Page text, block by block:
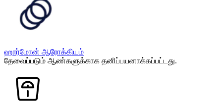
ஹார்மோன் ஆரோக்கியம்
தேவைப்படும் ஆண்களுக்காக தனிப்பயனாக்கப்பட்டது.